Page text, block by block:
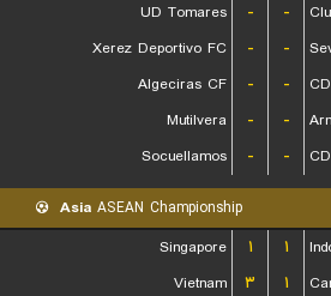
UD Tomares
- -
Xerez Deportivo FC
- -
Algeciras CF
- -
Mutilvera
- -
Socuellamos
- -
Asia ASEAN Championship
Singapore
۱ ۱
Vietnam
۳ ۱